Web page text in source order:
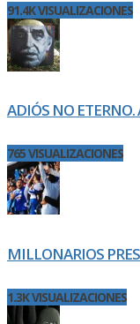
91.4K VISUALIZACIONES
ADIÓS NO ETERNO.
765 VISUALIZACIONES
MILLONARIOS
1.3K VISUALIZACIONES